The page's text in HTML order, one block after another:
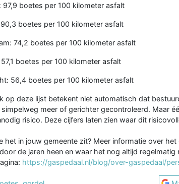
97,9 boetes per 100 kilometer asfalt
90,3 boetes per 100 kilometer asfalt
74,2 boetes per 100 kilometer asfalt
boetes per 100 kilometer asfalt
56,4 boetes per 100 kilometer asfalt
op deze lijst betekent niet automatisch dat
meer of gerichter gecontroleerd. Maar
risico. Deze cijfers laten zien waar dit
het in jouw gemeente zit? Meer informatie over
de jaren heen en waar het nog altijd
https://gaspedaal.nl/blog/over-gaspedaal/